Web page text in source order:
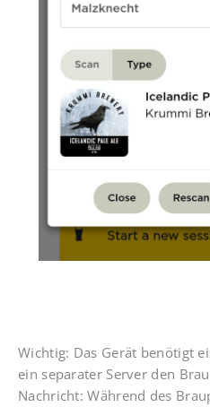
Wichtig: Das Gerät benötigt
ein separater Server den
Nachricht: Während des